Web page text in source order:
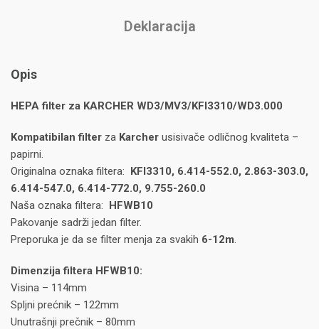
Deklaracija
Opis
HEPA filter za KARCHER WD3/MV3/KFI3310/WD3.000
Kompatibilan filter za Karcher usisivače odličnog kvaliteta –
papirni.
Originalna oznaka filtera: KFI3310, 6.414-552.0, 2.863-303.0,
6.414-547.0, 6.414-772.0, 9.755-260.0
Naša oznaka filtera: HFWB10
Pakovanje sadrži jedan filter.
Preporuka je da se filter menja za svakih 6-12m.
Dimenzija filtera HFWB10:
Visina – 114mm
Spljni prećnik – 122mm
Unutrašnji prečnik – 80mm